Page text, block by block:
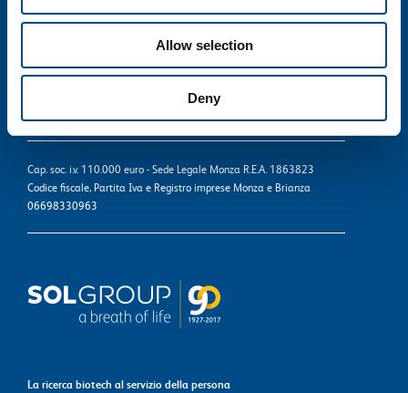
Allow selection
Deny
BIOTECHSOL SRL
Via Borgazzi, 27 - 20900 Monza
Cap. soc. i.v. 110.000 euro - Sede Legale Monza R.E.A. 1863823
Codice fiscale, Partita Iva e Registro imprese Monza e Brianza
06698330963
La ricerca biotech al servizio della persona